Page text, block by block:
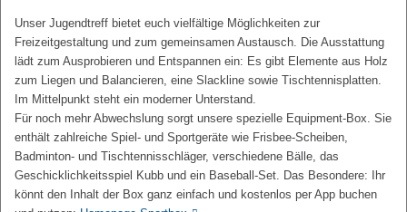
Unser Jugendtreff bietet euch vielfältige Möglichkeiten zur
Freizeitgestaltung und zum gemeinsamen Austausch. Die Ausstattung
lädt zum Ausprobieren und Entspannen ein: Es gibt Elemente aus Holz
zum Liegen und Balancieren, eine Slackline sowie Tischtennisplatten.
Im Mittelpunkt steht ein moderner Unterstand.
Für noch mehr Abwechslung sorgt unsere spezielle Equipment-Box. Sie
enthält zahlreiche Spiel- und Sportgeräte wie Frisbee-Scheiben,
Badminton- und Tischtennisschläger, verschiedene Bälle, das
Geschicklichkeitsspiel Kubb und ein Baseball-Set. Das Besondere: Ihr
könnt den Inhalt der Box ganz einfach und kostenlos per App buchen